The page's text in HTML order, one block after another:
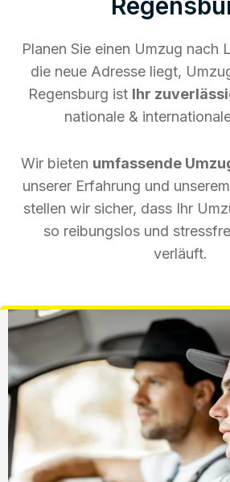
Planen Sie einen Umzug nach
die neue Adresse liegt,
Regensburg ist Ihr
nationale &
Wir bieten umfassende
unserer Erfahrung und
stellen wir sicher, dass Ihr
so reibungslos und
verläuft.